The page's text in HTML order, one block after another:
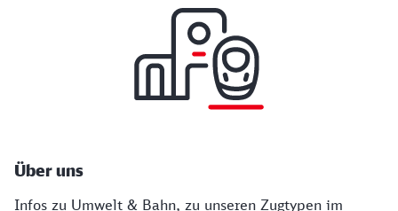
Über uns
Infos zu Umwelt & Bahn, zu unseren Zugtypen im